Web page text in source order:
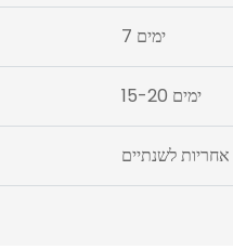
7 ימים
15-20 ימים
אחריות לשנתיים